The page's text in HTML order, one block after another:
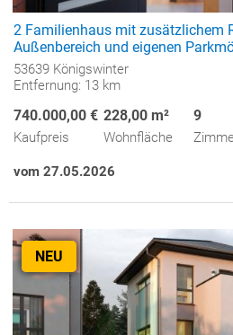
2 Familienhaus mit zusätzlichem
Außenbereich und eigenen
53639 Königswinter
Entfernung: 13 km
740.000,00 €
Kaufpreis
228,00 m²
Wohnfläche
9
vom 27.05.2026
NEU